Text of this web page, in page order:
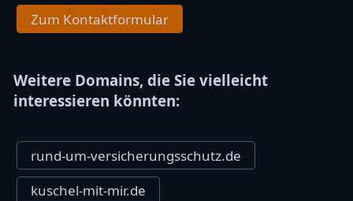
Zum Kontaktformular
Weitere Domains, die Sie vielleicht
interessieren könnten:
rund-um-versicherungsschutz.de
kuschel-mit-mir.de